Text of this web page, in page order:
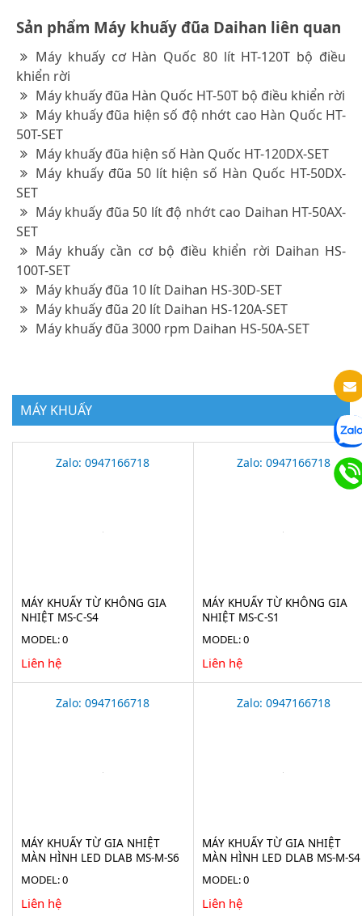
Sản phẩm Máy khuấy đũa Daihan liên quan
Máy khuấy cơ Hàn Quốc 80 lít HT-120T bộ điều
khiển rời
Máy khuấy đũa Hàn Quốc HT-50T bộ điều khiển rời
Máy khuấy đũa hiện số độ nhớt cao Hàn Quốc HT-
50T-SET
Máy khuấy đũa hiện số Hàn Quốc HT-120DX-SET
Máy khuấy đũa 50 lít hiện số Hàn Quốc HT-50DX-
SET
Máy khuấy đũa 50 lít độ nhớt cao Daihan HT-50AX-
SET
Máy khuấy cần cơ bộ điều khiển rời Daihan HS-
100T-SET
Máy khuấy đũa 10 lít Daihan HS-30D-SET
Máy khuấy đũa 20 lít Daihan HS-120A-SET
Máy khuấy đũa 3000 rpm Daihan HS-50A-SET
MÁY KHUẤY
Zalo: 0947166718
MÁY KHUẤY TỪ KHÔNG GIA
NHIỆT MS-C-S4
MODEL: 0
Liên hệ
Zalo: 0947166718
MÁY KHUẤY TỪ KHÔNG GIA
NHIỆT MS-C-S1
MODEL: 0
Liên hệ
Zalo: 0947166718
MÁY KHUẤY TỪ GIA NHIỆT
MÀN HÌNH LED DLAB MS-M-S6
MODEL: 0
Liên hệ
Zalo: 0947166718
MÁY KHUẤY TỪ GIA NHIỆT
MÀN HÌNH LED DLAB MS-M-S4
MODEL: 0
Liên hệ